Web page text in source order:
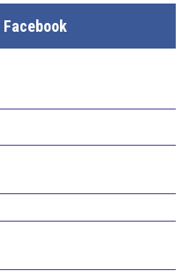
Facebook